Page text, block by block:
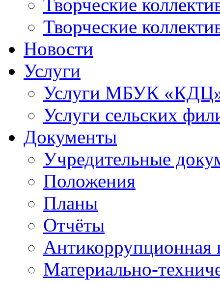
Творческие
Творческие
Новости
Услуги
Услуги МБУК
Услуги сельских
Документы
Учредительные
Положения
Планы
Отчёты
Антикоррупционная
Материально-